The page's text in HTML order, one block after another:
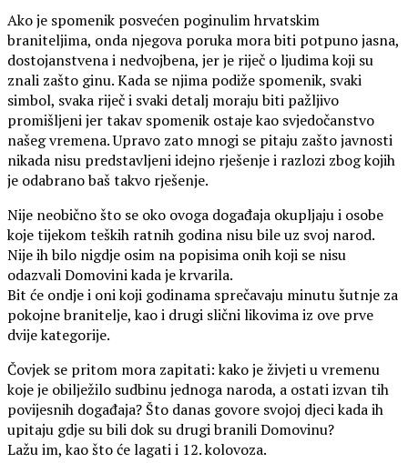
Ako je spomenik posvećen poginulim hrvatskim
braniteljima, onda njegova poruka mora biti potpuno jasna,
dostojanstvena i nedvojbena, jer je riječ o ljudima koji su
znali zašto ginu. Kada se njima podiže spomenik, svaki
simbol, svaka riječ i svaki detalj moraju biti pažljivo
promišljeni jer takav spomenik ostaje kao svjedočanstvo
našeg vremena. Upravo zato mnogi se pitaju zašto javnosti
nikada nisu predstavljeni idejno rješenje i razlozi zbog kojih
je odabrano baš takvo rješenje.
Nije neobično što se oko ovoga događaja okupljaju i osobe
koje tijekom teških ratnih godina nisu bile uz svoj narod.
Nije ih bilo nigdje osim na popisima onih koji se nisu
odazvali Domovini kada je krvarila.
Bit će ondje i oni koji godinama sprečavaju minutu šutnje za
pokojne branitelje, kao i drugi slični likovima iz ove prve
dvije kategorije.
Čovjek se pritom mora zapitati: kako je živjeti u vremenu
koje je obilježilo sudbinu jednoga naroda, a ostati izvan tih
povijesnih događaja? Što danas govore svojoj djeci kada ih
upitaju gdje su bili dok su drugi branili Domovinu?
Lažu im, kao što će lagati i 12. kolovoza.